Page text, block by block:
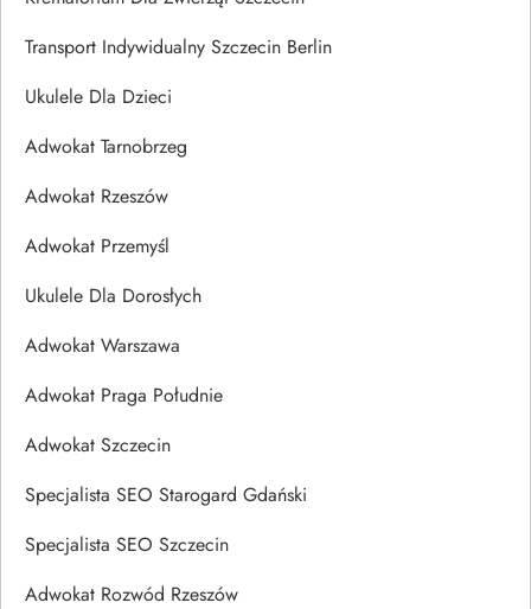
Transport Indywidualny Szczecin Berlin
Ukulele Dla Dzieci
Adwokat Tarnobrzeg
Adwokat Rzeszów
Adwokat Przemyśl
Ukulele Dla Dorosłych
Adwokat Warszawa
Adwokat Praga Południe
Adwokat Szczecin
Specjalista SEO Starogard Gdański
Specjalista SEO Szczecin
Adwokat Rozwód Rzeszów